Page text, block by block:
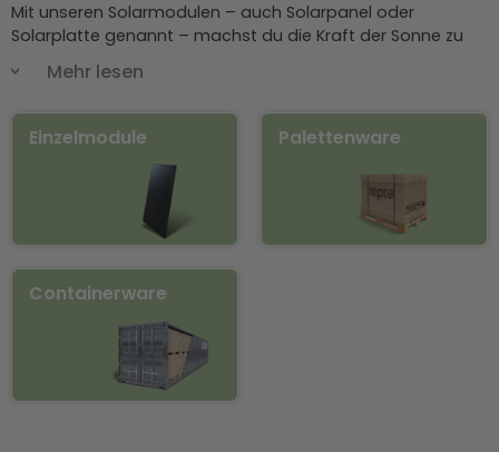
Mit unseren Solarmodulen – auch Solarpanel oder
Solarplatte genannt – machst du die Kraft der Sonne zu
deiner eigenen Stromversorgung – ob auf dem Hausdach,
dem Balkon, im Garten oder unterwegs im Wohnmobil.
Vom klassischen PV-Modul für die Dachanlage über
robuste Glas-Glas-Solarmodule im eleganten Full-Black-
Design bis zum mobilen Solarkoffer für Camping und
Offgrid-Projekte findest du bei uns das passende
Solarmodul. Bekannte Hersteller wie
JA
Energieeffizienz und Langlebigkeit. So senkst du deine
Energiekosten spürbar und gewinnst mehr Unabhängigkeit
– viele Photovoltaik-Module bieten wir für Privatkunden
sogar zu 0 % MwSt.
Mehr lesen
Einzelmodule Palettenware
Containerware